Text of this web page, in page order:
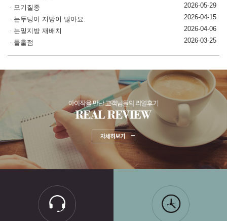
모기질종
2026-05-29
눈두덩이 지방이 많아요.
2026-04-15
눈밑지방 재배치
2026-04-06
돌출점
2026-03-25